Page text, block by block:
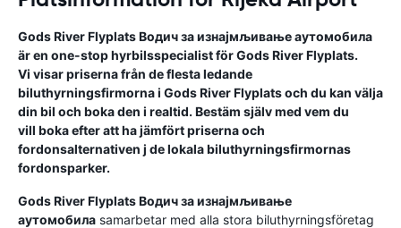
Gods River FlyplatsВодич за изнајмљивање аутомобила
är en one-stop hyrbilsspecialist förGods River Flyplats.
Vi visar priserna från de flesta ledande
biluthyrningsfirmorna i Gods River Flyplatsoch du kan välja
din bil och boka den i realtid. Bestäm själv med vem du
vill boka efter att ha jämfört priserna och
fordonsalternativen j de lokala biluthyrningsfirmornas
fordonsparker.
Gods River FlyplatsВодич за изнајмљивање
аутомобила samarbetar med alla stora biluthyrningsföretag